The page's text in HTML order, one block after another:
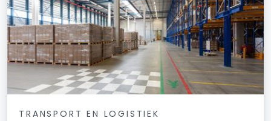
TRANSPORT EN LOGISTIEK